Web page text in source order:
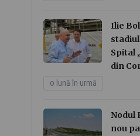
Ilie
Spital
din
o lună în urmă
Nodul
nou